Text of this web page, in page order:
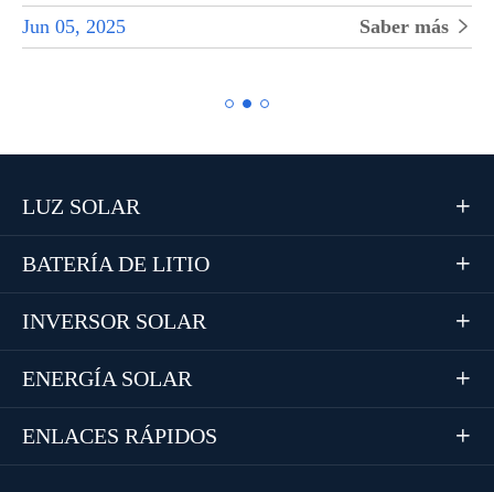
Jun 05, 2025 Saber más 
LUZ SOLAR 
BATERÍA DE LITIO 
INVERSOR SOLAR 
ENERGÍA SOLAR 
ENLACES RÁPIDOS 